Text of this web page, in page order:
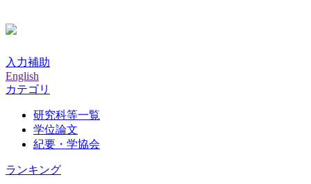
入力補助
English
カテゴリ
研究科等一覧
学位論文
紀要・学協会
ランキング